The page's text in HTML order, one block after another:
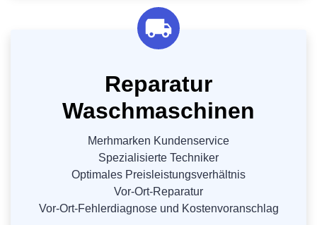
Reparatur
Waschmaschinen
Merhmarken Kundenservice
Spezialisierte Techniker
Optimales Preisleistungsverhältnis
Vor-Ort-Reparatur
Vor-Ort-Fehlerdiagnose und Kostenvoranschlag